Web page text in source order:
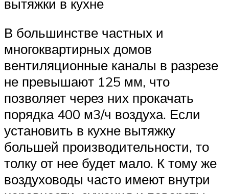
вытяжки в кухне
В большинстве частных и
многоквартирных домов
вентиляционные каналы в разрезе
не превышают 125 мм, что
позволяет через них прокачать
порядка 400 м3/ч воздуха. Если
установить в кухне вытяжку
большей производительности, то
толку от нее будет мало. К тому же
воздуховоды часто имеют внутри